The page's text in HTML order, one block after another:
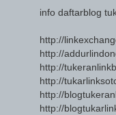
info daftarblog
http://
http://
http://
http://
http://
http://